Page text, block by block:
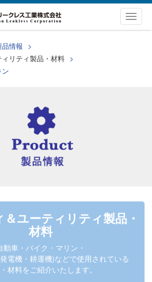
品情報
リティ製品・材料
ユーティリティ製品・
材料
動車・バイク・マリン・
電機・耕運機)などで使用されている
材料をご紹介いたします。